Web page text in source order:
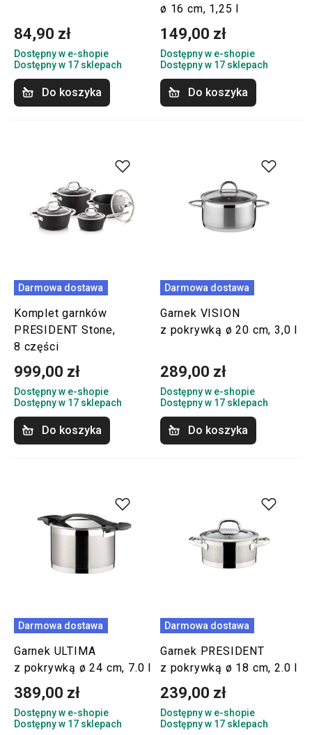
84,90 zł
Dostępny w e-shopie
Dostępny w 17 sklepach
Do koszyka
ø 16 cm, 1,25 l
149,00 zł
Dostępny w e-shopie
Dostępny w 17 sklepach
Do koszyka
Darmowa dostawa
Komplet garnków
PRESIDENT Stone,
8 części
999,00 zł
Dostępny w e-shopie
Dostępny w 17 sklepach
Do koszyka
Darmowa dostawa
Garnek VISION
z pokrywką ø 20 cm, 3,0 l
289,00 zł
Dostępny w e-shopie
Dostępny w 17 sklepach
Do koszyka
Darmowa dostawa
Garnek ULTIMA
z pokrywką ø 24 cm, 7.0 l
389,00 zł
Dostępny w e-shopie
Dostępny w 17 sklepach
Darmowa dostawa
Garnek PRESIDENT
z pokrywką ø 18 cm, 2.0 l
239,00 zł
Dostępny w e-shopie
Dostępny w 17 sklepach